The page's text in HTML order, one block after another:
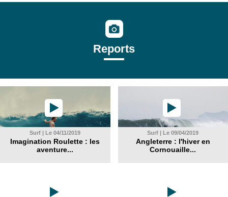
Reports
Surf | Le 04/11/2019
Imagination Roulette : les
aventure...
Surf | Le 09/04/2019
Angleterre : l'hiver en
Cornouaille...